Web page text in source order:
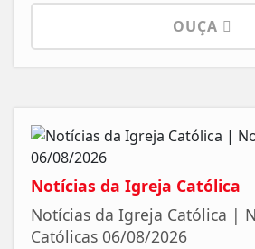
OUÇA
Notícias da Igreja Católica
Notícias da Igreja Católica |
Católicas 06/08/2026